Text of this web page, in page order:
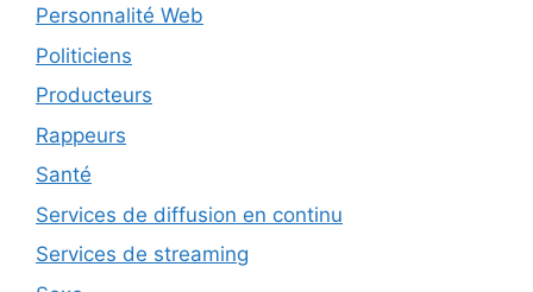
Personnalité Web
Politiciens
Producteurs
Rappeurs
Santé
Services de diffusion en continu
Services de streaming